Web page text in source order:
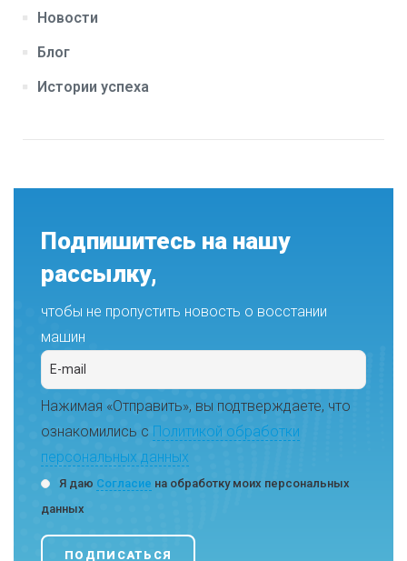
Новости
Блог
Истории успеха
Подпишитесь на нашу
рассылку,
чтобы не пропустить новость о восстании
машин
Нажимая «Отправить», вы подтверждаете, что
ознакомились с Политикой обработки
персональных данных
Я даю Согласие на обработку моих персональных
данных